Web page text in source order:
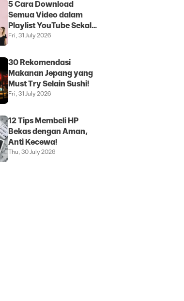
5 Cara Download
Semua Video dalam
Playlist YouTube Sekali
Klik
Fri, 31 July 2026
30 Rekomendasi
Makanan Jepang yang
Must Try Selain Sushi!
Fri, 31 July 2026
12 Tips Membeli HP
Bekas dengan Aman,
Anti Kecewa!
Thu, 30 July 2026